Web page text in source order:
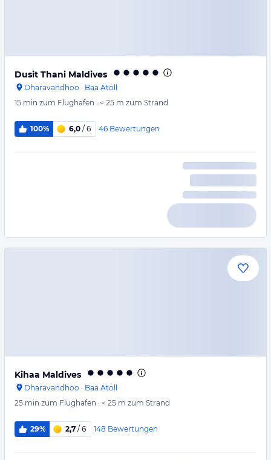
Dusit Thani Maldives
Dharavandhoo · Baa Atoll
15 min zum Flughafen · < 25 m zum Strand
100% 6,0 / 6 46 Bewertungen
Kihaa Maldives
Dharavandhoo · Baa Atoll
25 min zum Flughafen · < 25 m zum Strand
29% 2,7 / 6 148 Bewertungen